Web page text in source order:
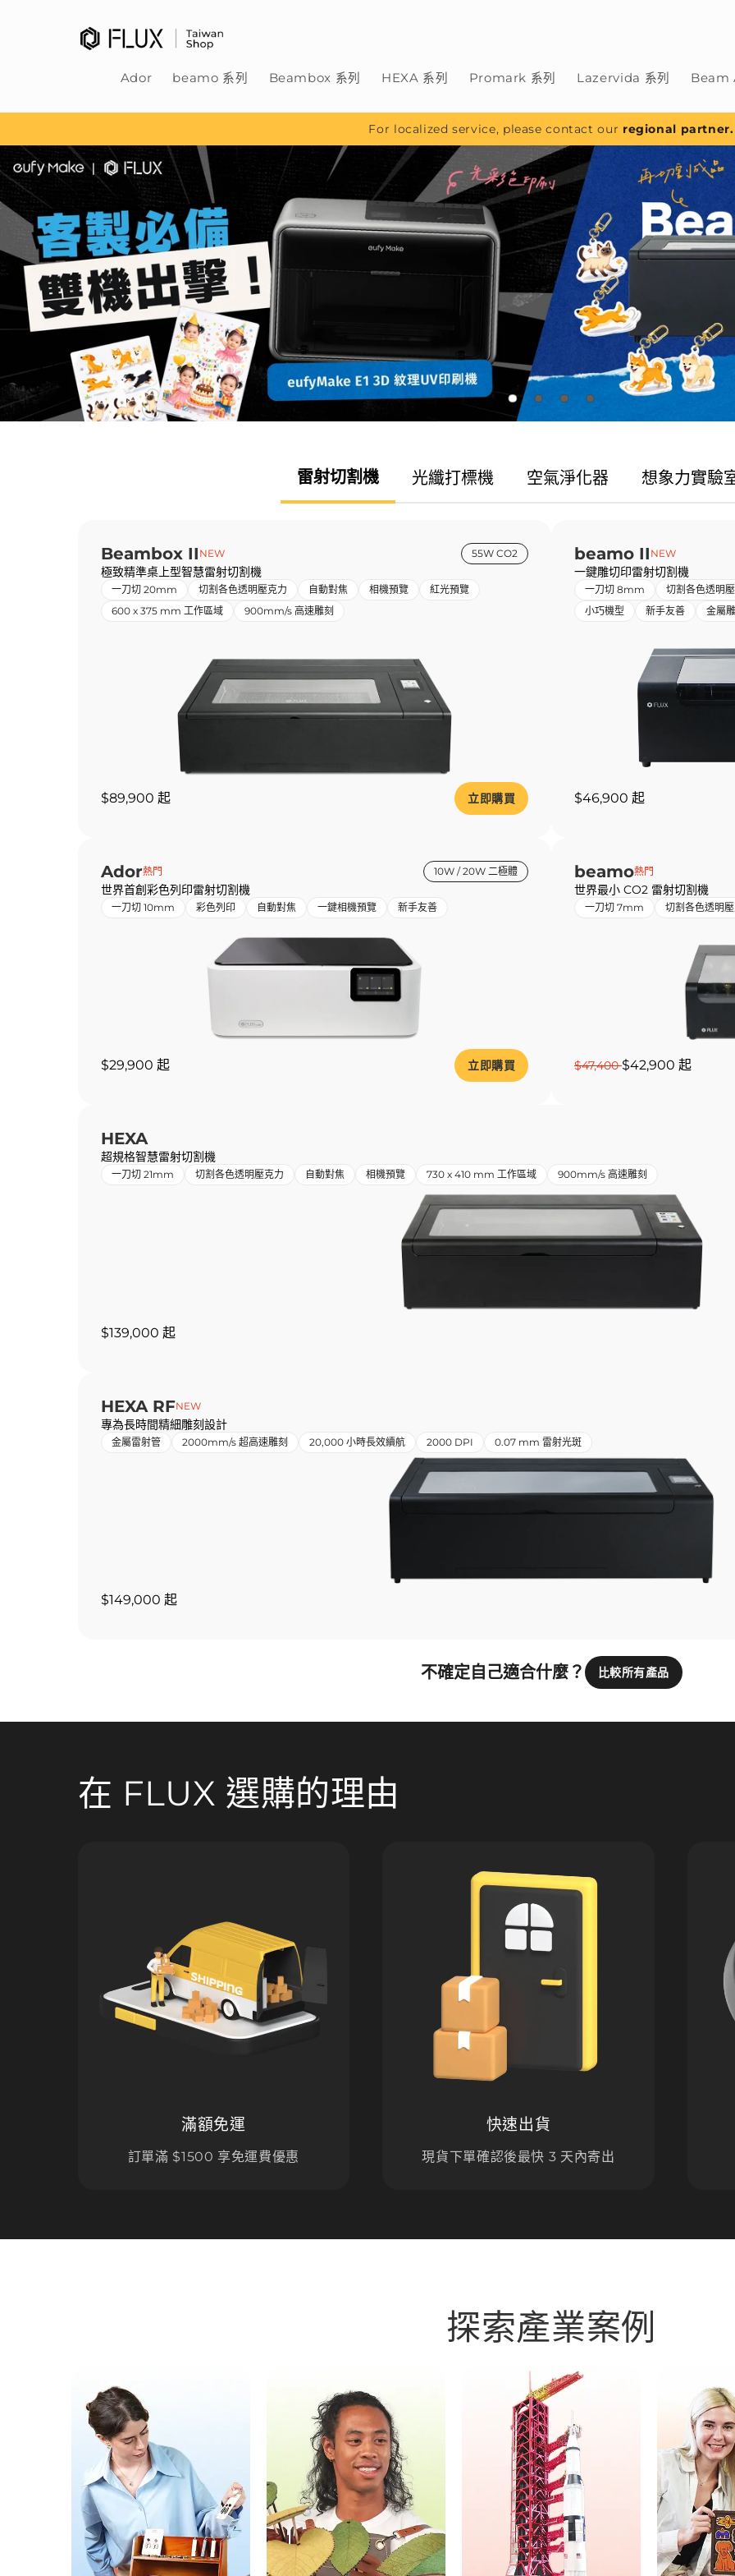
Ador beamo 系列 Beambox 系列 HEXA 系列 Promark 系列 Lazervida 系列 Beam
For localized service, please contact our regional partner.
雷射切割機 光纖打標機 空氣淨化器 想象力實驗
Beambox II NEW 55W CO2
極致精準桌上型智慧雷射切割機
一刀切 20mm 切割各色透明壓克力 自動對焦 相機預覽
紅光預覽
600 x 375 mm 工作區域
900mm/s 高速雕刻
$89,900 起 立即購買
beamo II NEW
一鍵雕切印雷射切割機
一刀切 8mm
切割各色透明
小巧機型
新手友善 金屬
$46,900 起
Ador熱門 10W / 20W 二極體
世界首創彩色列印雷射切割機
一刀切 10mm 彩色列印 自動對焦 一鍵相機預覽 新手友善
$29,900 起 立即購買
beamo熱門
世界最小 CO2 雷射切割機
一刀切 7mm 切割各色透明
$47,400$42,900 起
HEXA
超規格智慧雷射切割機
一刀切 21mm 切割各色透明壓克力 自動對焦 相機預覽 730 x 410 mm 工作區域 900mm/s 高速雕刻
$139,000 起
HEXA RFNEW
專為長時間精細雕刻設計
金屬雷射管 2000mm/s 超高速雕刻 20,000 小時長效續航 2000 DPI 0.07 mm 雷射光斑
$149,000 起
不確定自己適合什麼？ 比較所有產品
在 FLUX 選購的理由
滿額免運
訂單滿 $1500 享免運費優惠
快速出貨
現貨下單確認後最快 3 天內寄出
探索產業案例